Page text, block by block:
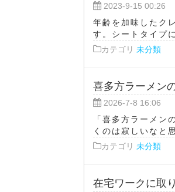
2023-9-15 00:26
年齢を加味したク
す。シートタイプ
カテゴリ 未分類
喜多方ラーメン
2026-7-8 16:06
「喜多方ラーメン
くのは寂しいなと
カテゴリ 未分類
在宅ワークに取